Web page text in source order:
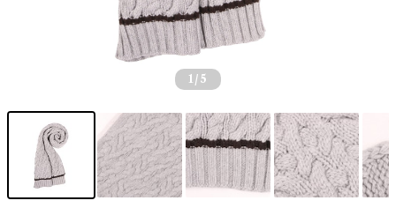
1 /5